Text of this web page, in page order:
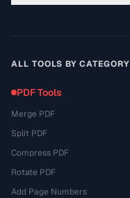
ALL TOOLS BY CATEGORY
PDF Tools
Merge PDF
Split PDF
Compress PDF
Rotate PDF
Add Page Numbers